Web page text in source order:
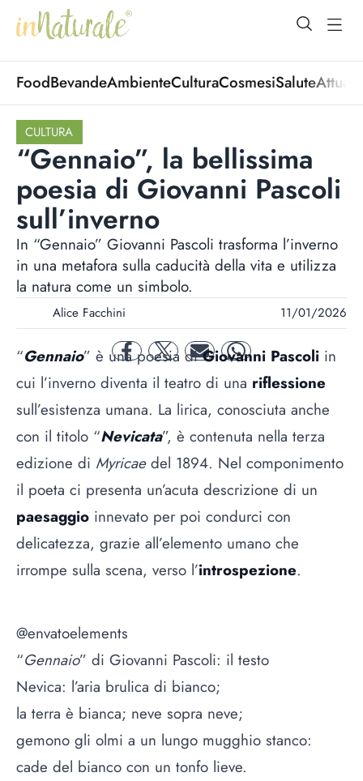
open
FoodBevandeAmbienteCulturaCosmesiSalute
CULTURA
“Gennaio”, la bellissima
poesia di Giovanni Pascoli
sull’inverno
In “Gennaio” Giovanni Pascoli trasforma l’inverno
in una metafora sulla caducità della vita e utilizza
la natura come un simbolo.
Alice Facchini 11/01/2026
facebooktwitter mail whatsapp
“Gennaio” è una poesia diGiovanni Pascoli in
cui l’inverno diventa il teatro di una riflessione
sull’esistenza umana. La lirica, conosciuta anche
con il titolo “Nevicata”, è contenuta nella terza
edizione di Myricaedel 1894. Nel componimento
il poeta ci presenta un’acuta descrizione di un
paesaggio innevato per poi condurci con
delicatezza, grazie all’elemento umano che
irrompe sulla scena, verso l’introspezione.
@envatoelements
“Gennaio” di Giovanni Pascoli: il testo
Nevica: l’aria brulica di bianco;
la terra è bianca; neve sopra neve;
gemono gli olmi a un lungo mugghio stanco:
cade del bianco con un tonfo lieve.